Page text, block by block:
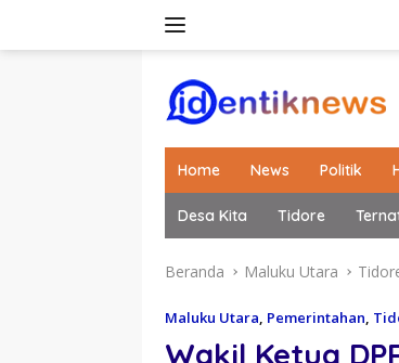
Home News Politik
Desa Kita Tidore
Beranda Maluku Utara
Maluku Utara, Pemerintahan,
Wakil Ketua